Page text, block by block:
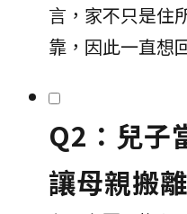
言，家不只是住
靠，因此一直想
Q2：兒子
讓母親搬